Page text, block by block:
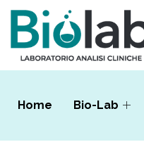
Home Bio-Lab